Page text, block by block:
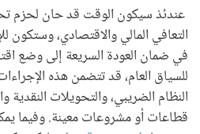
عندئذ سيكون الوقت قد حان لحزم
التعافي المالي والاقتصادي، وستكون
في ضمان العودة السريعة إلى وضع
للسياق العام، قد تتضمن هذه
النظام الضريبي، والتحويلات النقدية
قطاعات أو مشروعات معينة. وفيما